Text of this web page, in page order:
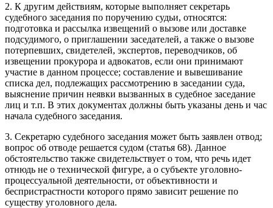
2. К другим действиям, которые выполняет секретарь
судебного заседания по поручению судьи, относятся:
подготовка и рассылка извещений о вызове или доставке
подсудимого, о приглашении заседателей, а также о вызове
потерпевших, свидетелей, экспертов, переводчиков, об
извещении прокурора и адвокатов, если они принимают
участие в данном процессе; составление и вывешивание
списка дел, подлежащих рассмотрению в заседании суда,
выяснение причин неявки вызванных в судебное заседание
лиц и т.п. В этих документах должны быть указаны день и час
начала судебного заседания.
3. Секретарю судебного заседания может быть заявлен отвод;
вопрос об отводе решается судом (статья 68). Данное
обстоятельство также свидетельствует о том, что речь идет
отнюдь не о технической фигуре, а о субъекте уголовно-
процессуальной деятельности, от объективности и
беспристрастности которого прямо зависит решение по
существу уголовного дела.